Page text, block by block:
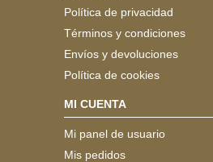
Política de privacidad
Términos y condiciones
Envíos y devoluciones
Política de cookies
MI CUENTA
Mi panel de usuario
Mis pedidos